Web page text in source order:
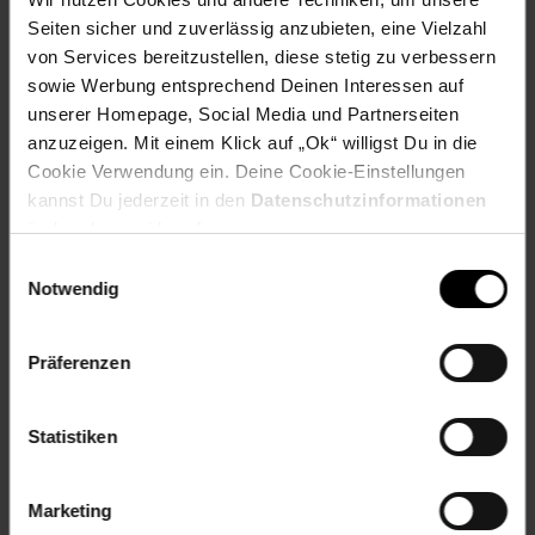
Seiten sicher und zuverlässig anzubieten, eine Vielzahl
von Services bereitzustellen, diese stetig zu verbessern
sowie Werbung entsprechend Deinen Interessen auf
unserer Homepage, Social Media und Partnerseiten
anzuzeigen. Mit einem Klick auf „Ok“ willigst Du in die
Cookie Verwendung ein. Deine Cookie-Einstellungen
kannst Du jederzeit in den Datenschutzinformationen
ändern bzw. widerrufen.
Notwendig
Präferenzen
Statistiken
Marketing
Verbatim VER SnapBack SSD 512GB Mocha verbindet hohe
Leistung mit ansprechendem Design. Erleben Sie eine neue
Dimension der Datenspeicherung und machen Sie Ihre
digitalen Inhalte jederzeit und überall
zugänglich.LieferumfangSnapback SSD, U-förmiges USB-C-
Kabel, 20cm USB-C-Kabel, Kurzanleitung, Magnetischer Ring
Artikelnummer: 3097151000
Versandinformationen
Herstellerinformationen
Altgeräterücknahme